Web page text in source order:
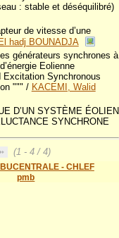
: stable et déséquilibré)
de vitesse d’une
El hadj BOUNADJA
générateurs synchrones à
Eolienne
Excitation Synchronous
""" / KACEMI, Walid
D’UN SYSTÈME ÉOLIEN
SYNCHRONE
(1 - 4 / 4)
BUCENTRALE - CHLEF
pmb